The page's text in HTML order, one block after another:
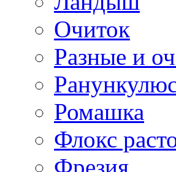
Очиток
Разные и
Ромашка
Флокс
Фрезия